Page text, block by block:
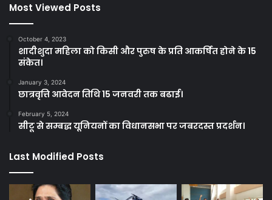
Most Viewed Posts
October 4, 2023
शादीशुदा महिला को किसी और पुरुष के प्रति आकर्षित होने के 15
संकेत।
January 3, 2024
छात्रवृत्ति आवेदन तिथि 15 जनवरी तक बढाई।
February 5, 2024
सीटू से सम्बद्ध यूनियनों का विधानसभा पर जबरदस्त प्रदर्शन।
Last Modified Posts